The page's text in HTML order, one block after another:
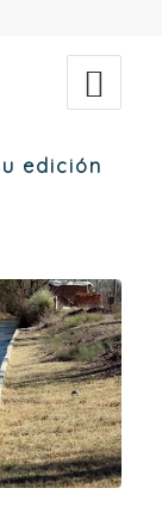
edición